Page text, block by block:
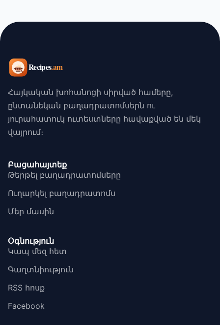
Հայկական խոհանոցի սիրված համերը,
ընտանեկան բաղադրատոմսերն ու
յուրահատուկ ուտեստները հավաքված են մեկ
վայրում։
Բացահայտեք
Թերթել բաղադրատոմսերը
Ուղարկել բաղադրատոմս
Մեր մասին
Օգնություն
Կապ մեզ հետ
Գաղտնիություն
RSS հոսք
Facebook